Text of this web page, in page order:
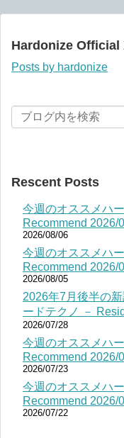
Hardonize Official
Posts by hardonize
Rescent Posts
今週のオススメハ
Recommend 2026/
2026/08/06
今週のオススメハ
Recommend 2026/
2026/08/05
2026年7月後半の
ードテクノ －
2026/07/28
今週のオススメハ
Recommend 2026/
2026/07/23
今週のオススメハ
Recommend 2026/
2026/07/22